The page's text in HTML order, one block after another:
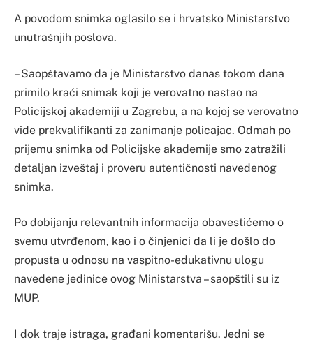
A povodom snimka oglasilo se i hrvatsko Ministarstvo
unutrašnjih poslova.
– Saopštavamo da je Ministarstvo danas tokom dana
primilo kraći snimak koji je verovatno nastao na
Policijskoj akademiji u Zagrebu, a na kojoj se verovatno
vide prekvalifikanti za zanimanje policajac. Odmah po
prijemu snimka od Policijske akademije smo zatražili
detaljan izveštaj i proveru autentičnosti navedenog
snimka.
Po dobijanju relevantnih informacija obavestićemo o
svemu utvrđenom, kao i o činjenici da li je došlo do
propusta u odnosu na vaspitno-edukativnu ulogu
navedene jedinice ovog Ministarstva – saopštili su iz
MUP.
I dok traje istraga, građani komentarišu. Jedni se